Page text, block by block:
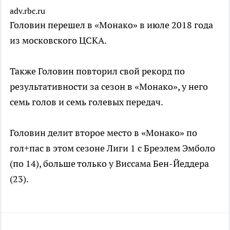
adv.rbc.ru
Головин перешел в «Монако» в июле 2018 года
из московского ЦСКА.
Также Головин повторил свой рекорд по
результативности за сезон в «Монако», у него
семь голов и семь голевых передач.
Головин делит второе место в «Монако» по
гол+пас в этом сезоне Лиги 1 с Бреэлем Эмболо
(по 14), больше только у Виссама Бен-Йеддера
(23).